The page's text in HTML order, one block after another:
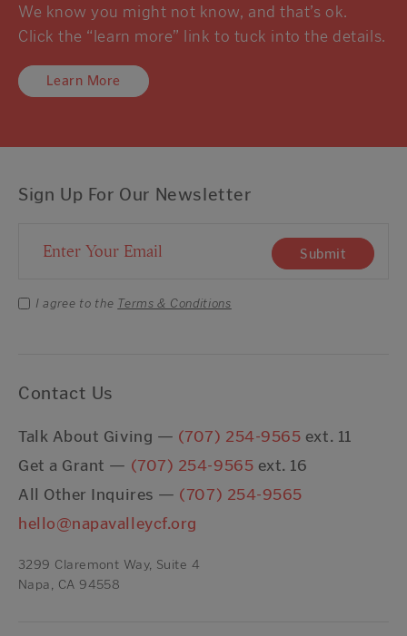
We know you might not know, and that’s ok.
Click the “learn more” link to tuck into the details.
Learn More
Sign Up For Our Newsletter
Email Address Submit
I agree to the Terms & Conditions
Contact Us
Talk About Giving — (707) 254-9565 ext. 11
Get a Grant — (707) 254-9565 ext. 16
All Other Inquires — (707) 254-9565
hello@napavalleycf.org
3299 Claremont Way, Suite 4
Napa, CA 94558